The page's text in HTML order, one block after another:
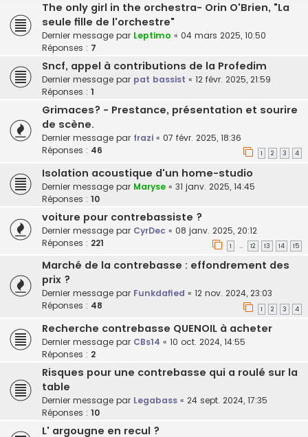
The only girl in the orchestra- Orin O'Brien, "La
seule fille de l'orchestre"
Dernier message par Leptimo « 04 mars 2025, 10:50
Réponses : 7
Sncf, appel à contributions de la Profedim
Dernier message par pat bassist « 12 févr. 2025, 21:59
Réponses : 1
Grimaces? - Prestance, présentation et sourire
de scène.
Dernier message par frazi « 07 févr. 2025, 18:36
Réponses : 46 1 2 3 4
Isolation acoustique d'un home-studio
Dernier message par Maryse « 31 janv. 2025, 14:45
Réponses : 10
voiture pour contrebassiste ?
Dernier message par CyrDec « 08 janv. 2025, 20:12
Réponses : 221 1 … 12 13 14 15
Marché de la contrebasse : effondrement des
prix ?
Dernier message par Funkdafied « 12 nov. 2024, 23:03
Réponses : 48 1 2 3 4
Recherche contrebasse QUENOIL à acheter
Dernier message par CBs14 « 10 oct. 2024, 14:55
Réponses : 2
Risques pour une contrebasse qui a roulé sur la
table
Dernier message par Legabass « 24 sept. 2024, 17:35
Réponses : 10
L' argougne en recul ?